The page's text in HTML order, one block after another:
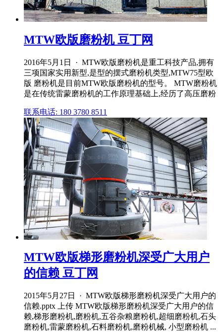
MTW欧版磨粉机 豆丁网
2016年5月1日 · MTW欧版磨粉机是重工科技产品,拥有
三项国家实用新型,是型的摆式磨粉机类型,MTW75型欧
版 磨粉机是目前MTW欧版磨粉机的型号。 MTW磨粉机
是在传统雷蒙磨粉机的工作原理基础上,经历了高压磨粉
联系电话: 180 3780 8511
MTW欧版梯形磨粉机深受广大用户
的信赖 豆丁网
2015年5月27日 · MTW欧版梯形磨粉机深受广大用户的
信赖.pptx 上传 MTW欧版梯形磨粉机深受广大用户的信
赖,梯形磨粉机,磨粉机,五谷杂粮磨粉机,超细磨粉机,石头
磨粉机,雷蒙磨粉机,石料磨粉机,磨粉机械, 小型磨粉机 ...